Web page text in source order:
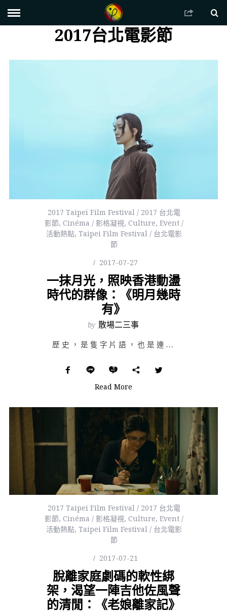
2017台北電影節
2017 Taipei Film Festival / 2017 台北電
影節,Cinéma / 影格凝視,Culture,Event /
活動熱點,Taipei Film Festival / 台北電影
節
2017-07-27
一抹月光，照映香港動盪
時代的群像：《明月幾時
有》
by 散場二三事
歷史，是隻字片語，也是連篇累牘；每人親個近有別，但為求鑒往知來，便也就值得銘記。 &n…
Read More
2017 Taipei Film Festival / 2017 台北電
影節,Cinéma / 影格凝視,Culture,Event /
活動熱點,Taipei Film Festival / 台北電影
節
2017-07-21
脫離家庭劇碼的軟性綁
架，渴望一陣吉他佐風聲
的清閒：《老娘離家記》